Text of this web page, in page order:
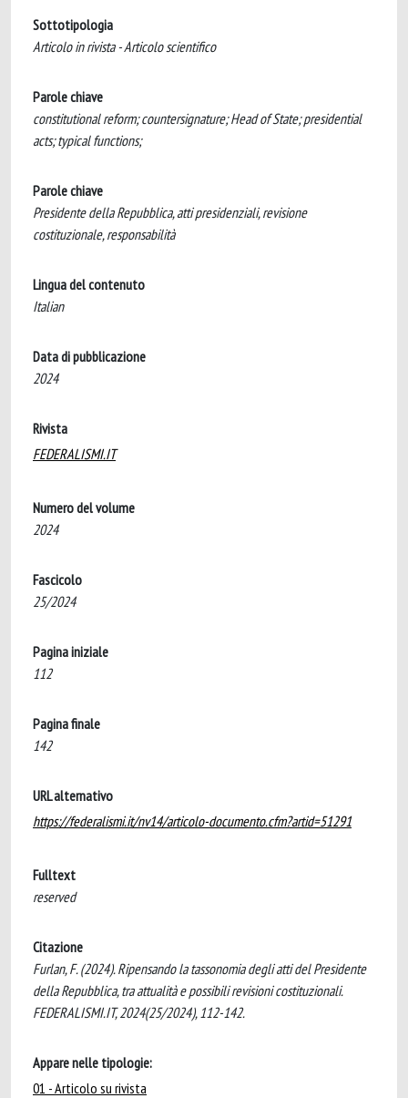
Sottotipologia
Articolo in rivista - Articolo scientifico
Parole chiave
constitutional reform; countersignature; Head of State; presidential
acts; typical functions;
Parole chiave
Presidente della Repubblica, atti presidenziali, revisione
costituzionale, responsabilità
Lingua del contenuto
Italian
Data di pubblicazione
2024
Rivista
FEDERALISMI.IT
Numero del volume
2024
Fascicolo
25/2024
Pagina iniziale
112
Pagina finale
142
URL alternativo
https://federalismi.it/nv14/articolo-documento.cfm?artid=51291
Fulltext
reserved
Citazione
Furlan, F. (2024). Ripensando la tassonomia degli atti del Presidente
della Repubblica, tra attualità e possibili revisioni costituzionali.
FEDERALISMI.IT, 2024(25/2024), 112-142.
Appare nelle tipologie:
01 - Articolo su rivista